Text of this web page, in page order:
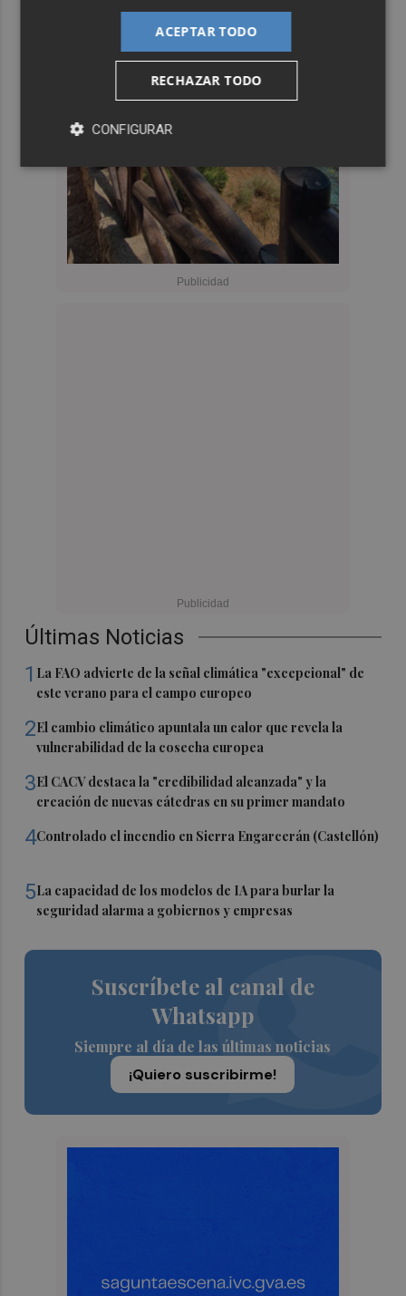
Últimas Noticias
1 La FAO advierte de la señal climática "excepcional" de
este verano para el campo europeo
2El cambio climático apuntala un calor que revela la
vulnerabilidad de la cosecha europea
3El CACV destaca la "credibilidad alcanzada" y la
creación de nuevas cátedras en su primer mandato
4Controlado el incendio en Sierra Engarcerán (Castellón)
5La capacidad de los modelos de IA para burlar la
seguridad alarma a gobiernos y empresas
Suscríbete al canal de
Whatsapp
Siempre al día de las últimas noticias
¡Quiero suscribirme!
ACEPTAR TODO
RECHAZAR TODO
CONFIGURAR